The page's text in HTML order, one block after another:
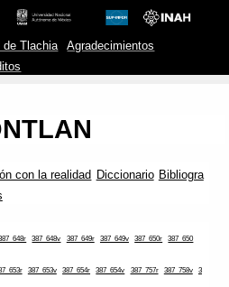
de Tlachia
Agradecimientos
con la realidad Diccionario Bibliogra
387_648v 387_649r 387_649v 387_650r 387_650
387_653v 387_654r 387_654v 387_757r 387_758v 3